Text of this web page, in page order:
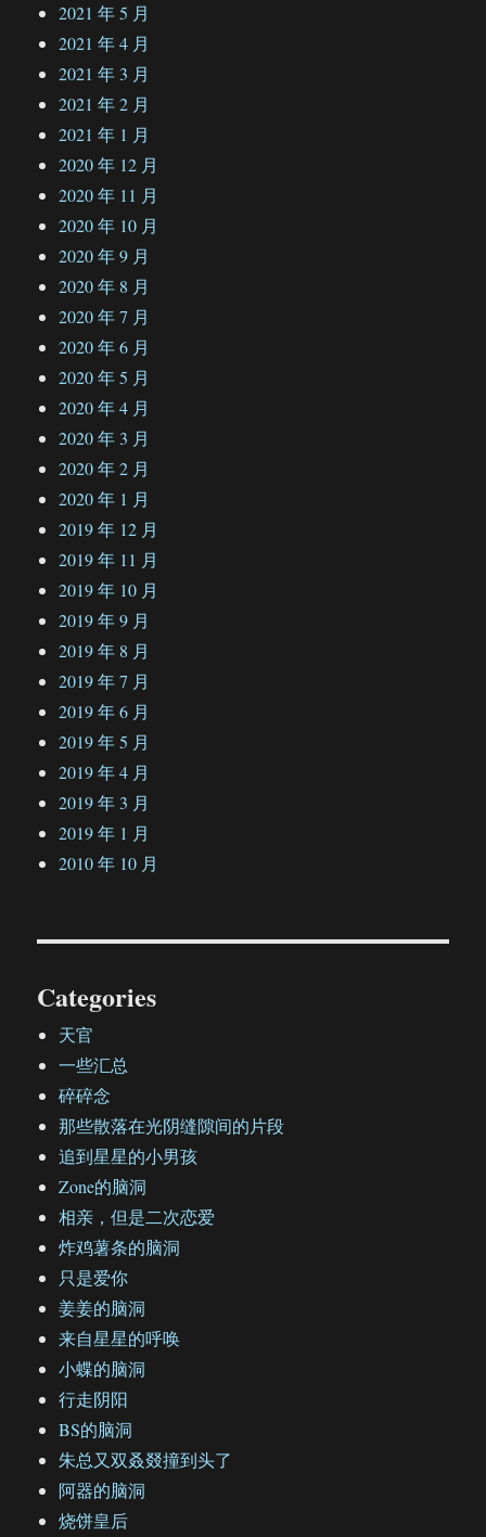
2021 年 5 月
2021 年 4 月
2021 年 3 月
2021 年 2 月
2021 年 1 月
2020 年 12 月
2020 年 11 月
2020 年 10 月
2020 年 9 月
2020 年 8 月
2020 年 7 月
2020 年 6 月
2020 年 5 月
2020 年 4 月
2020 年 3 月
2020 年 2 月
2020 年 1 月
2019 年 12 月
2019 年 11 月
2019 年 10 月
2019 年 9 月
2019 年 8 月
2019 年 7 月
2019 年 6 月
2019 年 5 月
2019 年 4 月
2019 年 3 月
2019 年 1 月
2010 年 10 月
Categories
天官
一些汇总
碎碎念
那些散落在光阴缝隙间的片段
追到星星的小男孩
Zone的脑洞
相亲，但是二次恋爱
炸鸡薯条的脑洞
只是爱你
姜姜的脑洞
来自星星的呼唤
小蝶的脑洞
行走阴阳
BS的脑洞
朱总又双叒叕撞到头了
阿器的脑洞
烧饼皇后